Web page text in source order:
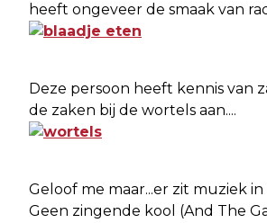
heeft ongeveer de smaak van
Deze persoon heeft kennis van
de zaken bij de wortels aan....
Geloof me maar...er zit muziek
Geen zingende kool (And The